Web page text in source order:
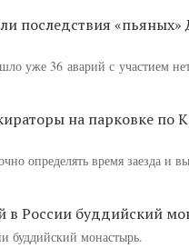
последствия
уже 36 аварий с участием
на парковке
определять время заезда и
России буддийский
буддийский монастырь.